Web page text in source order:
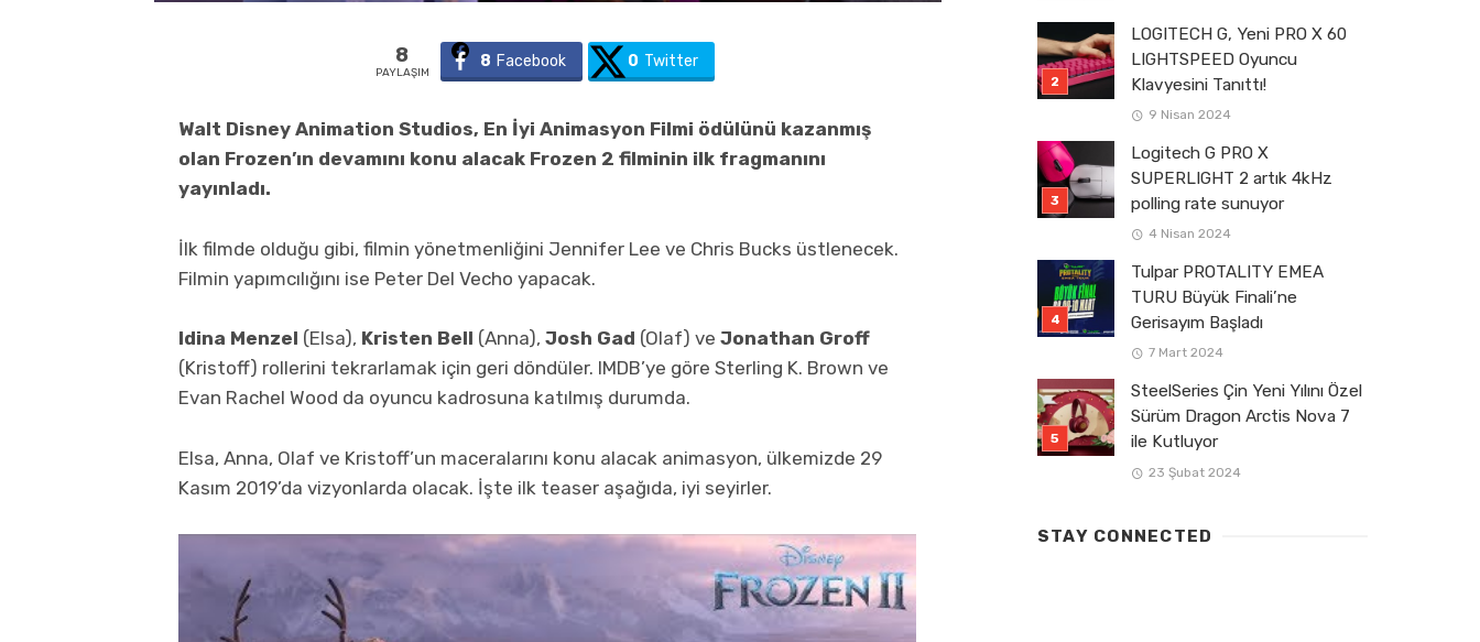
8
PAYLAŞIM
8 Facebook 0 Twitter
Walt Disney Animation Studios, En İyi Animasyon Filmi ödülünü kazanmış
olan Frozen’ın devamını konu alacak Frozen 2 filminin ilk fragmanını
yayınladı.
İlk filmde olduğu gibi, filmin yönetmenliğini Jennifer Lee ve Chris Bucks üstlenecek.
Filmin yapımcılığını ise Peter Del Vecho yapacak.
Idina Menzel (Elsa), Kristen Bell (Anna), Josh Gad (Olaf) ve Jonathan Groff
(Kristoff) rollerini tekrarlamak için geri döndüler. IMDB’ye göre Sterling K. Brown ve
Evan Rachel Wood da oyuncu kadrosuna katılmış durumda.
Elsa, Anna, Olaf ve Kristoff’un maceralarını konu alacak animasyon, ülkemizde 29
Kasım 2019’da vizyonlarda olacak. İşte ilk teaser aşağıda, iyi seyirler.
LOGITECH G, Yeni PRO X 60
LIGHTSPEED Oyuncu
Klavyesini Tanıttı!
9 Nisan 2024
Logitech G PRO X
SUPERLIGHT 2 artık 4kHz
polling rate sunuyor
4 Nisan 2024
Tulpar PROTALITY EMEA
TURU Büyük Finali’ne
Gerisayım Başladı
7 Mart 2024
SteelSeries Çin Yeni Yılını Özel
Sürüm Dragon Arctis Nova 7
ile Kutluyor
23 Şubat 2024
STAY CONNECTED